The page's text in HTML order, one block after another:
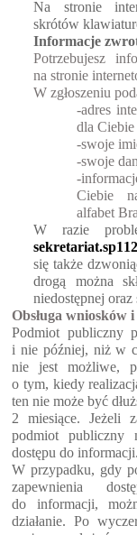
Na stronie
skrótów
Informacje
Potrzebujesz
na stronie
W zgłoszeniu
-adres
dla Ciebie
-swoje
-swoje
-
Ciebie
alfabet
W razie
sekretariat
się także
drogą można
niedostępnej oraz
Obsługa wniosków
Podmiot publiczny
i nie później, niż w
nie jest możliwe,
o tym, kiedy
ten nie może być
2 miesiące. Jeżeli
podmiot publiczny
dostępu do informacji.
W przypadku, gdy
zapewnienia
do informacji,
działanie.
Po